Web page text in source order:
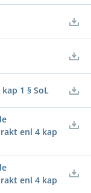
1 § SoL
enl 4 kap
enl 4 kap